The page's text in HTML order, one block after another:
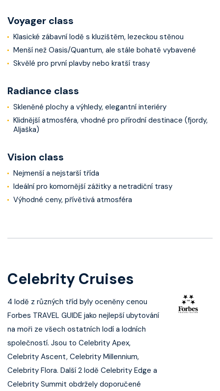
Voyager class
Klasické zábavní lodě s kluzištěm, lezeckou stěnou
Menší než Oasis/Quantum, ale stále bohatě vybavené
Skvělé pro první plavby nebo kratší trasy
Radiance class
Skleněné plochy a výhledy, elegantní interiéry
Klidnější atmosféra, vhodné pro přírodní destinace (fjordy,
Aljaška)
Vision class
Nejmenší a nejstarší třída
Ideální pro komornější zážitky a netradiční trasy
Výhodné ceny, přívětivá atmosféra
Celebrity Cruises
4 lodě z různých tříd byly oceněny cenou
Forbes TRAVEL GUIDE jako nejlepší ubytování
na moři ze všech ostatních lodí a lodních
společností. Jsou to Celebrity Apex,
Celebrity Ascent, Celebrity Millennium,
Celebrity Flora. Další 2 lodě Celebrity Edge a
Celebrity Summit obdržely doporučené